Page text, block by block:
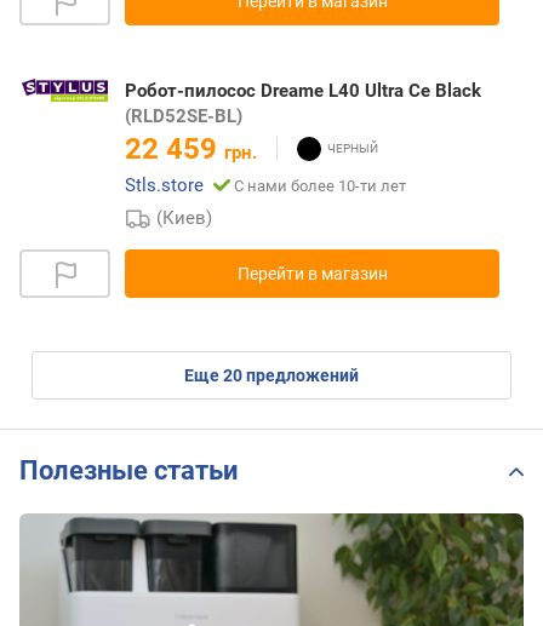
Робот-пилосос Dreame L40 Ultra Ce Black
(RLD52SE-BL)
22 459 грн.
Stls.store
С нами более 10-ти лет
(Киев)
Перейти в магазин
eще20предложений
Полезные статьи